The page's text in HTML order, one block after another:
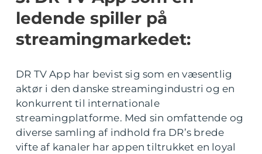
ledende spiller på
streamingmarkedet:
DR TV App har bevist sig som en væsentlig
aktør i den danske streamingindustri og en
konkurrent til internationale
streamingplatforme. Med sin omfattende og
diverse samling af indhold fra DR’s brede
vifte af kanaler har appen tiltrukket en loyal